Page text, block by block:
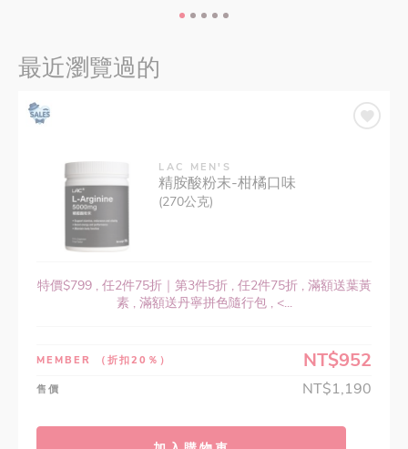
最近瀏覽過的
LAC MEN'S
精胺酸粉末-柑橘口味
(270公克)
特價$799 , 任2件75折｜第3件5折 , 任2件75折 , 滿額送葉黃
素 , 滿額送丹寧拼色隨行包 , <...
MEMBER （折扣20％） NT$952
售價 NT$1,190